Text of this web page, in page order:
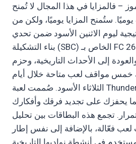
– فالمزايا في هذا المجال لا تُمنح
ستُمنح المزايا يوميًا، ولكن من
ليوم الاثنين الأسود ضمن تحدي
بناء التشكيلة (SBC) الخاص بـ FC 26، مع التركيز على
إلى الأحداث التاريخية، وحزم
خمس مواقف لعب متاحة خلال أيام
الثلاثاء الأسود. صُممت لعبة Thunderstruck لأنماط لعب
يحفزك على تجديد فرقك وأفكارك
تجمع هذه البطاقات بين تحليل
فعّالة، بالإضافة إلى نفس إطار